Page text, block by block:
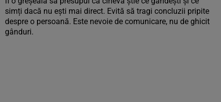
simți dacă nu ești mai direct. Evită să tragi concluzii pripite
despre o persoană. Este nevoie de comunicare, nu de ghicit
gânduri.